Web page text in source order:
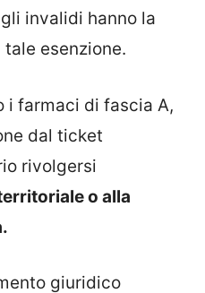
invalidi hanno la
esenzione.
i farmaci di fascia A,
dal ticket
rivolgersi
territoriale o alla
giuridico